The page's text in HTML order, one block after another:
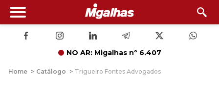
NO AR: Migalhas nº 6.407
Home > Catálogo > Trigueiro Fontes Advogados